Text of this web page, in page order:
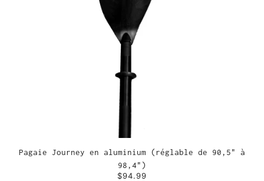
Pagaie Journey en aluminium (réglable de 90,5" à
98,4")
$94.99